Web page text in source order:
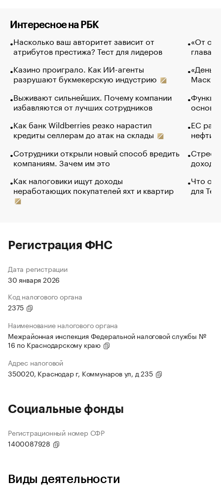
Интересное на РБК
Насколько ваш авторитет зависит от
атрибутов престижа? Тест для лидеров
Казино проиграло. Как ИИ-агенты
разрушают букмекерскую индустрию
Выживают сильнейших. Почему компании
избавляются от лучших сотрудников
Как банк Wildberries резко нарастил
кредиты селлерам до атак на склады
Сотрудники открыли новый способ вредить
компаниям. Зачем им это
Как налоговики ищут доходы
неработающих покупателей яхт и квартир
«От
глава
Маск в
основ
ЕС
нефти
Что
для
Регистрация ФНС
Дата регистрации
30 января 2026
Код налогового органа
2375
Наименование налогового органа
Межрайонная инспекция Федеральной налоговой службы №
16 по Краснодарскому краю
Адрес налоговой
350020, Краснодар г, Коммунаров ул, д 235
Социальные фонды
Регистрационный номер СФР
1400087928
Виды деятельности